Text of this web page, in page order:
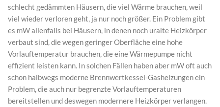
schlecht gedämmten Häusern, die viel Wärme brauchen, weil
viel wieder verloren geht, ja nur noch größer. Ein Problem gibt
es mW allenfalls bei Häusern, in denen noch uralte Heizkörper
verbaut sind, die wegen geringer Oberfläche eine hohe
Vorlauftemperatur brauchen, die eine Wärmepumpe nicht
effizient leisten kann. In solchen Fällen haben aber mW oft auch
schon halbwegs moderne Brennwertkessel-Gasheizungen ein
Problem, die auch nur begrenzte Vorlauftemperaturen
bereitstellen und deswegen modernere Heizkörper verlangen.